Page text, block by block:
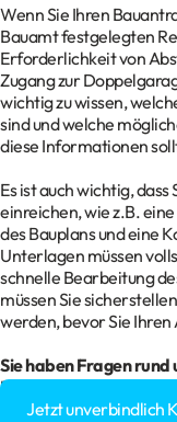
Wenn Sie Ihren
Bauamt festgelegten
Erforderlichkeit von
Zugang zur
wichtig zu wissen,
sind und welche
diese Informationen
Es ist auch wichtig,
einreichen, wie z.B.
des Bauplans und eine
Unterlagen müssen
schnelle Bearbeitung
müssen Sie
werden, bevor Sie
Sie haben Fragen rund
Baugenehmigung?
Jetzt unverbindlich